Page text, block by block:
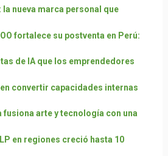
la nueva marca personal que
fortalece su postventa en Perú:
de IA que los emprendedores
convertir capacidades internas
fusiona arte y tecnología con una
en regiones creció hasta 10